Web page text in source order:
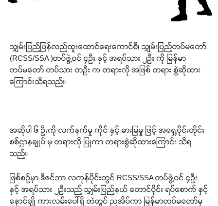
သျှမ်းပြည်ပြန်လည်ထူးထောင်ရေးကောင်စီ၊ သျှမ်းပြည်တပ်မတော်
(RCSS/SSA )တပ်ဖွဲ့ဝင် ၄ဦး နှင့် အရပ်သား ၂ဦး ကို မြန်မာ
တပ်မတော် တပ်သား တဦး က တရားလို အဖြစ် တရား စွဲဆိုထား
ကြောင်းသိရသည်။
အဆိုပါ ၆ ဦးကို လက်နက်မှု ကိုင် နှင့် ဓားမြမှု ဖြင့် အရှေ့ပိုင်းတိုင်း
စစ်ဌာနချုပ် မှ တရားလို ပြုကာ တရားစွဲဆိုထားကြောင်း သိရ
သည်။
ဖြစ်စဉ်မှာ ဒီဇင်ဘာ လကုန်ပိုင်းတွင် RCSS/SSA တပ်ဖွဲ့ဝင် ၄ဦး
နှင့် အရပ်သား ၂ဦးသည် သျှမ်းပြည်နယ် တောင်ပိုင်း ရပ်စောက် နှင့်
နောင်ချို ကားလမ်းပေါ်ရှိ တဲတွင် ညအိပ်ကာ မြန်မာတပ်မတော်မှ